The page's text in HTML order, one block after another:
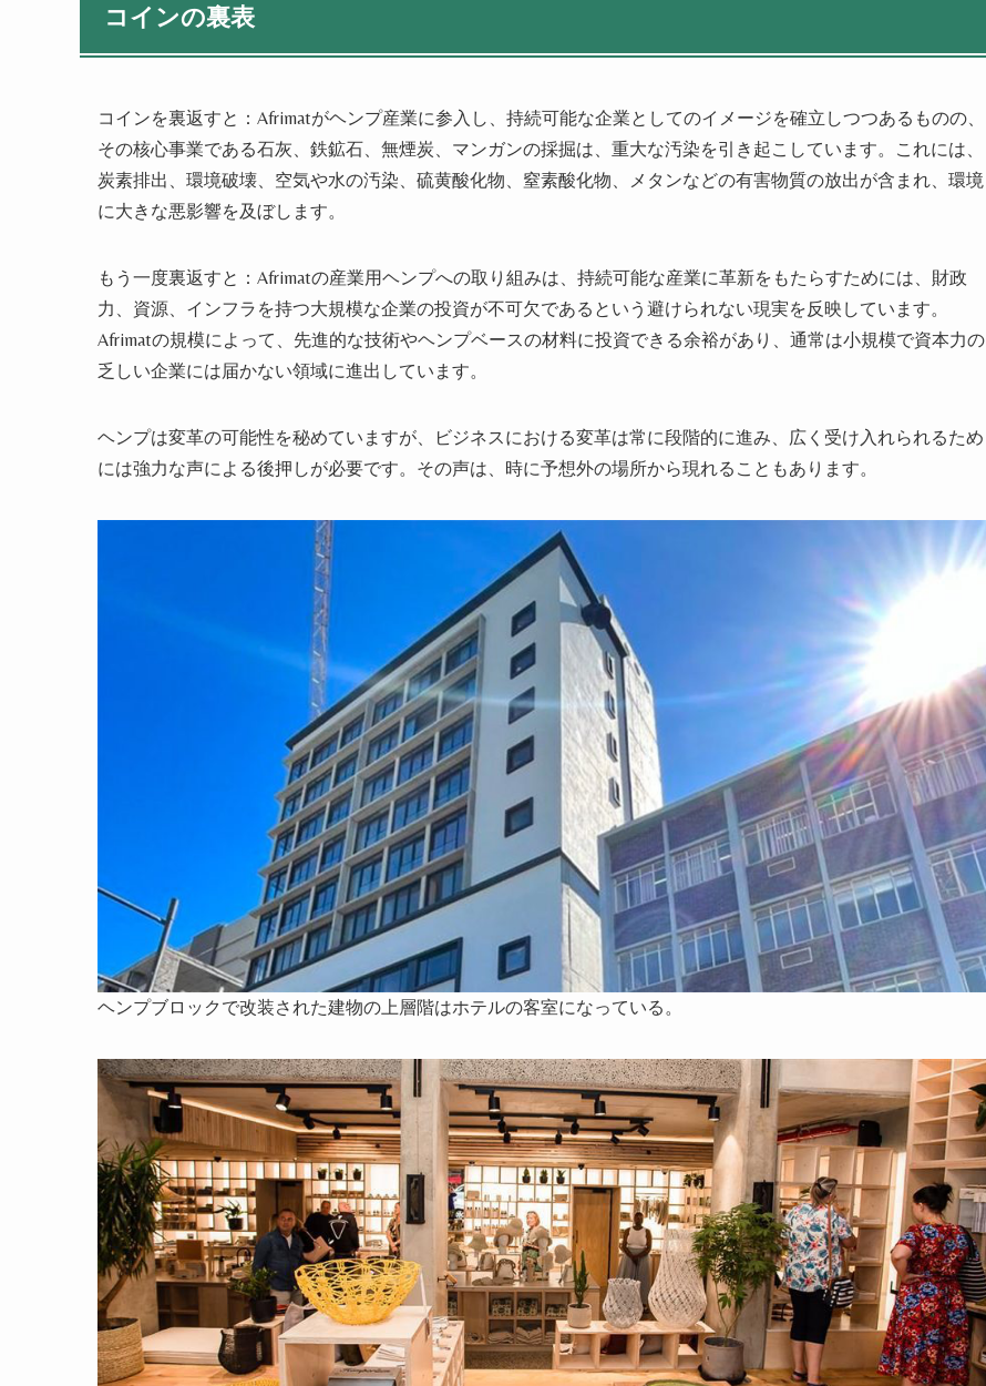
コインの裏表
コインを裏返すと：Afrimatがヘンプ産業に参入し、持続可能な企業としてのイメージを確立しつつあるものの、
その核心事業である石灰、鉄鉱石、無煙炭、マンガンの採掘は、重大な汚染を引き起こしています。これには、
炭素排出、環境破壊、空気や水の汚染、硫黄酸化物、窒素酸化物、メタンなどの有害物質の放出が含まれ、環境
に大きな悪影響を及ぼします。
もう一度裏返すと：Afrimatの産業用ヘンプへの取り組みは、持続可能な産業に革新をもたらすためには、財政
力、資源、インフラを持つ大規模な企業の投資が不可欠であるという避けられない現実を反映しています。
Afrimatの規模によって、先進的な技術やヘンプベースの材料に投資できる余裕があり、通常は小規模で資本力の
乏しい企業には届かない領域に進出しています。
ヘンプは変革の可能性を秘めていますが、ビジネスにおける変革は常に段階的に進み、広く受け入れられるため
には強力な声による後押しが必要です。その声は、時に予想外の場所から現れることもあります。
ヘンプブロックで改装された建物の上層階はホテルの客室になっている。